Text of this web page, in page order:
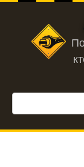
Перейти
Поиск: